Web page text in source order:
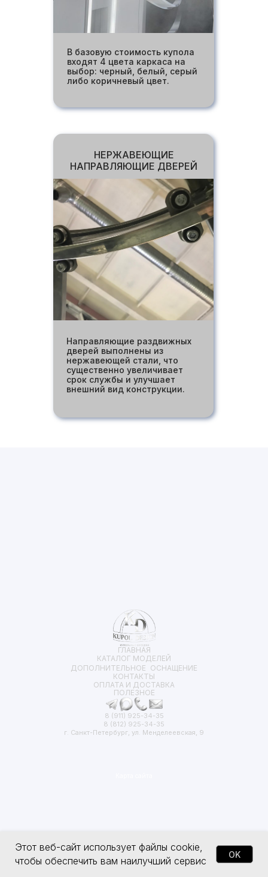
В базовую стоимость купола
входят 4 цвета каркаса на
выбор: черный, белый, серый
либо коричневый цвет.
НЕРЖАВЕЮЩИЕ
НАПРАВЛЯЮЩИЕ ДВЕРЕЙ
Направляющие раздвижных
дверей выполнены из
нержавеющей стали, что
существенно увеличивает
срок службы и улучшает
внешний вид конструкции.
ГЛАВНАЯ
КАТАЛОГ МОДЕЛЕЙ
ДОПОЛНИТЕЛЬНОЕ ОСНАЩЕНИЕ
КОНТАКТЫ
ОПЛАТА И ДОСТАВКА
ПОЛЕЗНОЕ
8 (911) 925-34-35
8 (812) 925-34-35
г. Санкт-Петербург, ул. Менделеевская, 9
Этот веб-сайт использует файлы cookie,
чтобы обеспечить вам наилучший сервис
OK